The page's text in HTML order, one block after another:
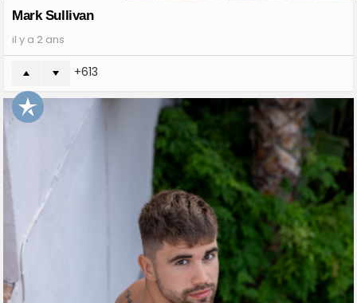
Mark Sullivan
il y a 2 ans
613